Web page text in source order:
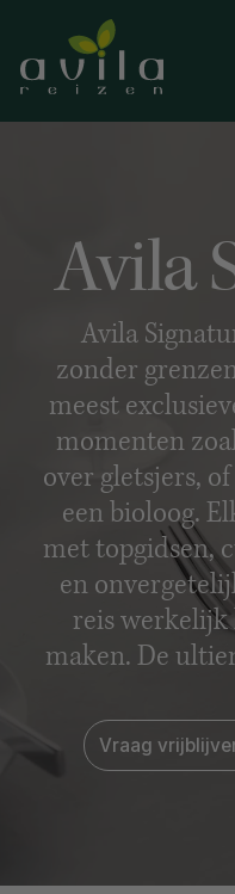
Avila
Avila
zonder
meest
momenten
over gletsjers,
een bioloog.
met topgidsen,
en
reis werkelijk
maken. De
Vraag